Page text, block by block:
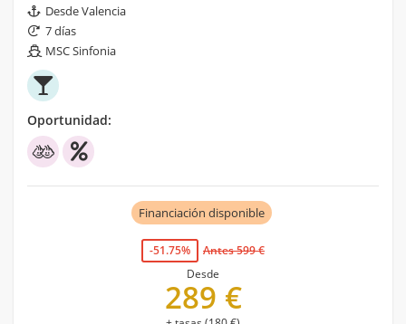
Desde Valencia
7 días
MSC Sinfonia
Oportunidad:
Financiación disponible
-51.75%
Antes 599 €
Desde
289 €